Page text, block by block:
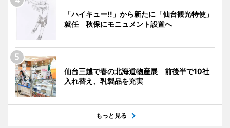
「ハイキュー!!」から新たに「仙台観光特使」
就任 秋保にモニュメント設置へ
仙台三越で春の北海道物産展 前後半で10社
入れ替え、乳製品を充実
もっと見る